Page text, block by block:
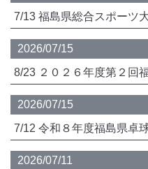
2026/07/15
2026/07/15
2026/07/11